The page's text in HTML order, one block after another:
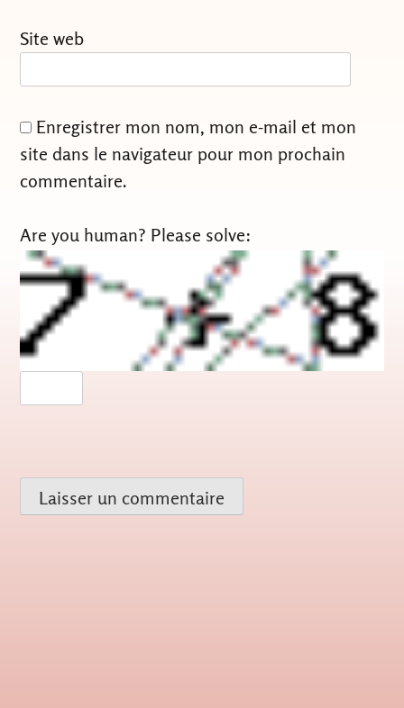
Site web
Enregistrer mon nom, mon e-mail et mon
site dans le navigateur pour mon prochain
commentaire.
Are you human? Please solve: